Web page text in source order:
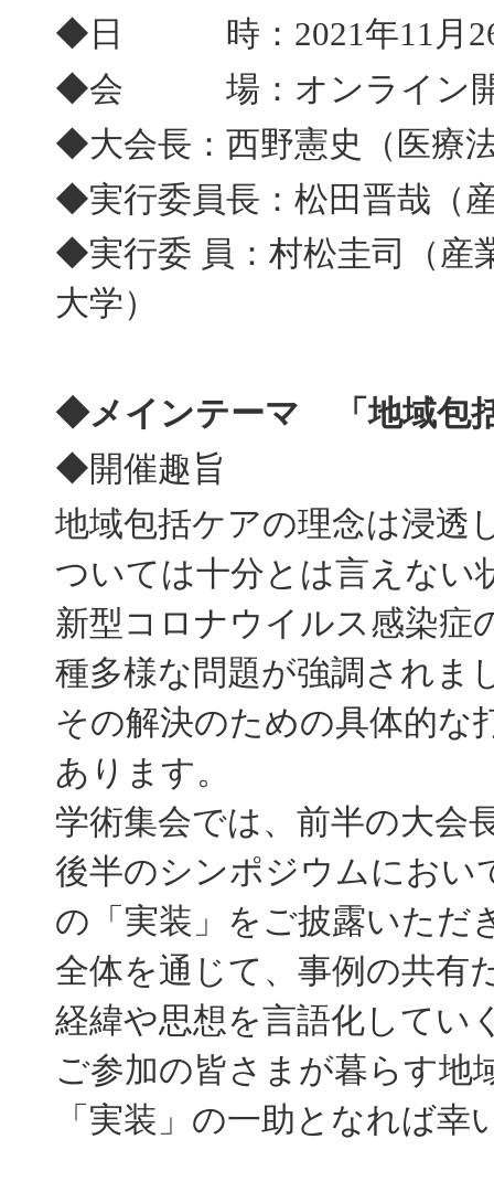
◆日 時：2021年11月26
◆会 場：オンライン
◆大会長：西野憲史（医療
◆実行委員長：松田晋哉（
◆実行委 員：村松圭司（
大学）
◆メインテーマ 「地域包
◆開催趣旨
地域包括ケアの理念は浸透
ついては十分とは言えない
新型コロナウイルス感染症
種多様な問題が強調されま
その解決のための具体的な
あります。
学術集会では、前半の大会
後半のシンポジウムにおい
の「実装」をご披露いただ
全体を通じて、事例の共有
経緯や思想を言語化してい
ご参加の皆さまが暮らす地
「実装」の一助となれば幸